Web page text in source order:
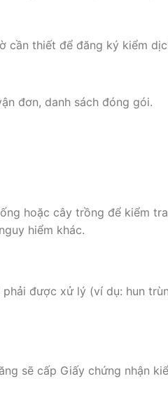
cần thiết để đăng ký kiểm
đơn, danh sách đóng gói.
hoặc cây trồng để kiểm
hiểm khác.
được xử lý (ví dụ: hun
sẽ cấp Giấy chứng nhận